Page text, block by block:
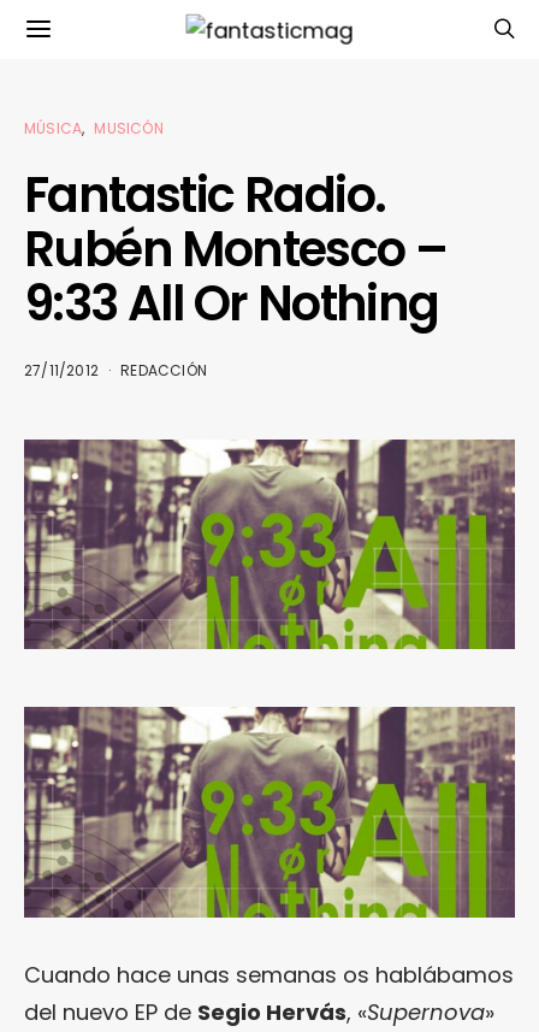
MÚSICA MUSICÓN
Fantastic Radio.
Rubén Montesco –
9:33 All Or Nothing
27/11/2012 REDACCIÓN
Cuando hace unas semanas os hablábamos
del nuevo EP de Segio Hervás, «Supernova»